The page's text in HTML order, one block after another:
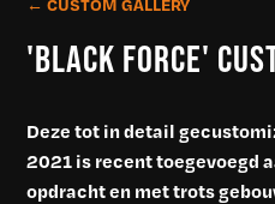
← CUSTOM GALLERY
'BLACK FORCE'
Deze tot in detail
2021 is recent toegevoegd
opdracht en met trots